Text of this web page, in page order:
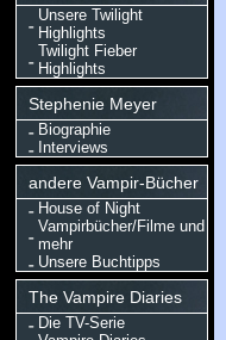
Unsere Twilight
Highlights
Twilight Fieber
Highlights
Stephenie Meyer
Biographie
Interviews
andere Vampir-Bücher
House of Night
Vampirbücher/Filme und
mehr
Unsere Buchtipps
The Vampire Diaries
Die TV-Serie